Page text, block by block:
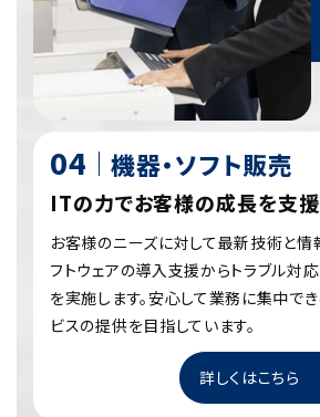
機器・ソフト販売
ITの力でお客様の成長を支援
お客様のニーズに対して最新技術と情
フトウェアの導入支援からトラブル対
を実施します。安心して業務に集中で
ビスの提供を目指しています。
詳しくはこちら